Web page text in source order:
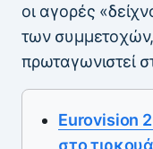
οι αγορές
των
πρωταγωνιστεί
Eurovision
στο